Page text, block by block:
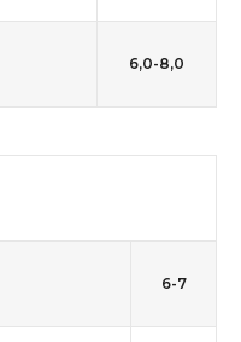
6,0-8,0
6-7